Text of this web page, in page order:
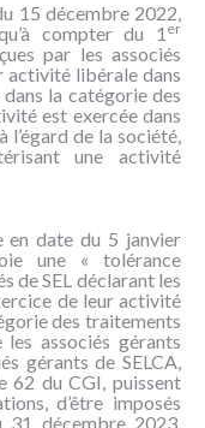
15 décembre 2022,
compter du 1er
par les associés
activité libérale dans
la catégorie des
est exercée dans
l’égard de la société,
une activité
en date du 5 janvier
une « tolérance
de SEL déclarant les
de leur activité
des traitements
associés gérants
gérants de SELCA,
62 du CGI, puissent
d’être imposés
31 décembre 2023,